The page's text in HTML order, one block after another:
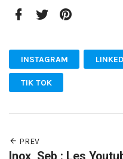
INSTAGRAM
TIK TOK
PREV